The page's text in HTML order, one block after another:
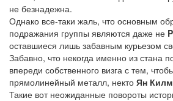
не безнадежна.
Однако все-таки жаль, что основным
подражания группы являются даже не
оставшиеся лишь забавным курьезом
Забавно, что некогда именно из стана
впереди собственного визга с тем,
прямолинейный металл, некто Ян
Такие вот неожиданные повороты